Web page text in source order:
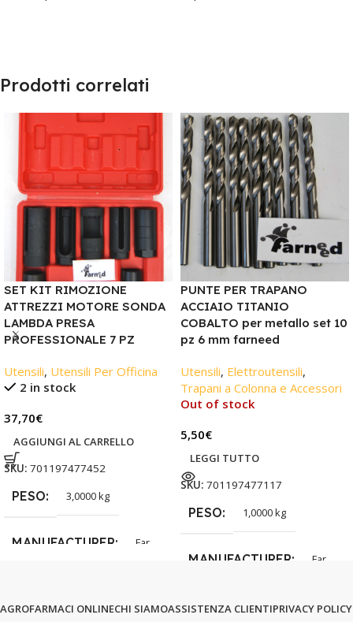
Prodotti correlati
SET KIT RIMOZIONE
ATTREZZI MOTORE SONDA
LAMBDA PRESA
PROFESSIONALE 7 PZ
Utensili, Utensili Per Officina
2 in stock
37,70€
AGGIUNGI AL CARRELLO
SKU: 701197477452
PESO 3,0000 kg
MANUFACTURER Far
PUNTE PER TRAPANO
ACCIAIO TITANIO
COBALTO per metallo set 10
pz 6 mm farneed
Utensili, Elettroutensili,
Trapani a Colonna e Accessori
Out of stock
5,50€
LEGGI TUTTO
SKU: 701197477117
PESO 1,0000 kg
MANUFACTURER Far
AGROFARMACI ONLINECHI SIAMOASSISTENZA CLIENTIPRIVACY POLICY